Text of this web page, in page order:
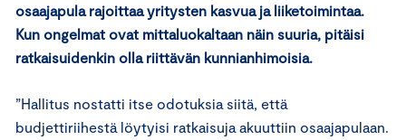
osaajapula rajoittaa yritysten kasvua ja liiketoimintaa.
Kun ongelmat ovat mittaluokaltaan näin suuria, pitäisi
ratkaisuidenkin olla riittävän kunnianhimoisia.
”Hallitus nostatti itse odotuksia siitä, että
budjettiriihestä löytyisi ratkaisuja akuuttiin osaajapulaan.